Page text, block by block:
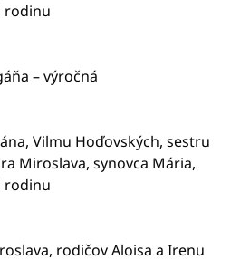
rodinu
– výročná
Vilmu Hoďovských, sestru
Miroslava, synovca Mária,
rodinu
rodičov Aloisa a Irenu